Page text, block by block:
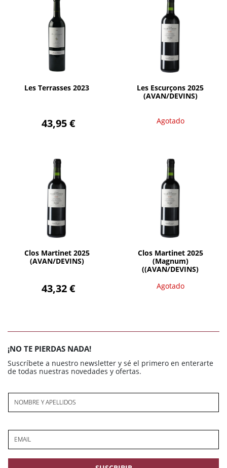
Les Terrasses 2023
43,95 €
AÑADIR
Les Escurçons 2025
(AVAN/DEVINS)
Agotado
Agotado
Clos Martinet 2025
(AVAN/DEVINS)
43,32 €
AÑADIR
Clos Martinet 2025
(Magnum)
((AVAN/DEVINS)
Agotado
Agotado
¡NO TE PIERDAS NADA!
Suscríbete a nuestro newsletter y sé el primero en enterarte
de todas nuestras novedades y ofertas.
NOMBRE Y APELLIDOS
EMAIL